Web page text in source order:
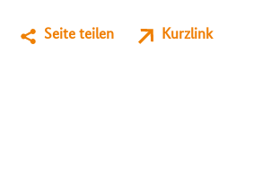
Seite teilen Kurzlink